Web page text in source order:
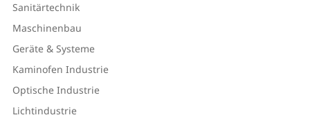
Sanitärtechnik
Maschinenbau
Geräte & Systeme
Kaminofen Industrie
Optische Industrie
Lichtindustrie